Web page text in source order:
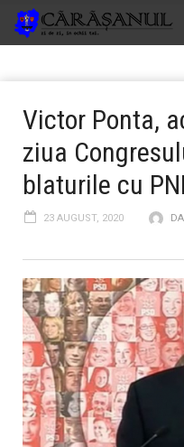
Victor Ponta,
ziua
blaturile cu
23 AUGUST, 2020